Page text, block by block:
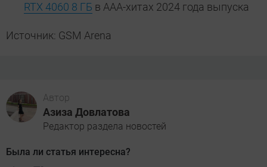
RTX 4060 8 ГБ в ААА-хитах 2024 года выпуска
Источник: GSM Arena
Автор
Азиза Довлатова
Редактор раздела новостей
Была ли статья интересна?